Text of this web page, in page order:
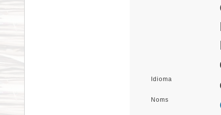
Idioma
Noms